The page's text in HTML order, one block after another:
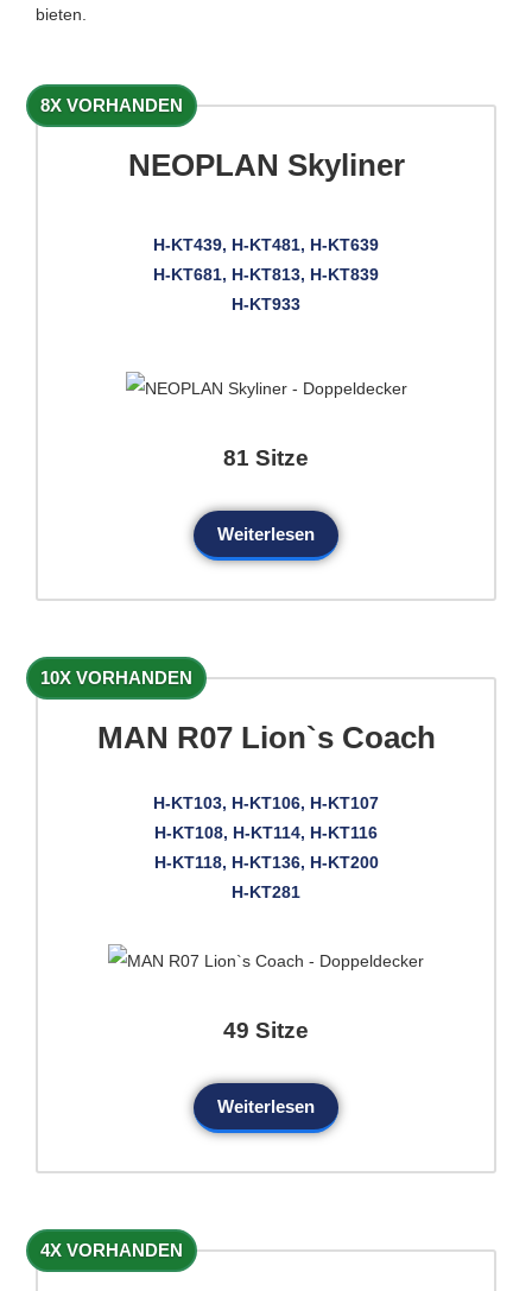
bieten.
8X VORHANDEN
NEOPLAN Skyliner
H-KT439, H-KT481, H-KT639
H-KT681, H-KT813, H-KT839
H-KT933
81 Sitze
Weiterlesen
10X VORHANDEN
MAN R07 Lion`s Coach
H-KT103, H-KT106, H-KT107
H-KT108, H-KT114, H-KT116
H-KT118, H-KT136, H-KT200
H-KT281
49 Sitze
Weiterlesen
4X VORHANDEN